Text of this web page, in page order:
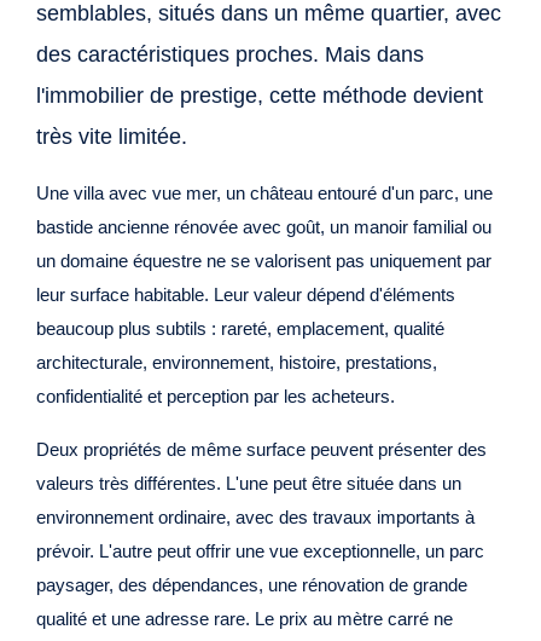
semblables, situés dans un même quartier, avec
des caractéristiques proches. Mais dans
l'immobilier de prestige, cette méthode devient
très vite limitée.
Une villa avec vue mer, un château entouré d'un parc, une
bastide ancienne rénovée avec goût, un manoir familial ou
un domaine équestre ne se valorisent pas uniquement par
leur surface habitable. Leur valeur dépend d'éléments
beaucoup plus subtils : rareté, emplacement, qualité
architecturale, environnement, histoire, prestations,
confidentialité et perception par les acheteurs.
Deux propriétés de même surface peuvent présenter des
valeurs très différentes. L'une peut être située dans un
environnement ordinaire, avec des travaux importants à
prévoir. L'autre peut offrir une vue exceptionnelle, un parc
paysager, des dépendances, une rénovation de grande
qualité et une adresse rare. Le prix au mètre carré ne